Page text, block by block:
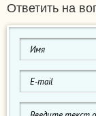
Ответить на